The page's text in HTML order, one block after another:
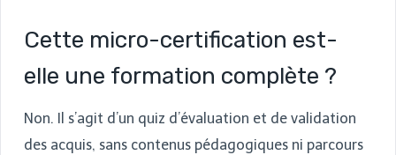
Cette micro-certification est-
elle une formation complète ?
Non. Il s’agit d’un quiz d’évaluation et de validation
des acquis, sans contenus pédagogiques ni parcours